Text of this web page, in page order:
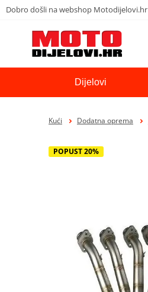
Dobro došli na webshop Motodijelovi.hr
Dijelovi
Kući Dodatna oprema
POPUST 20%